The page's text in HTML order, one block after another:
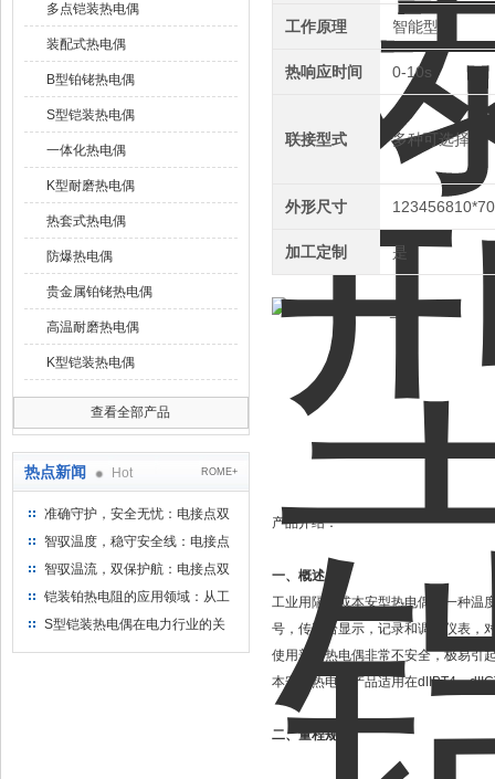
多点铠装热电偶
装配式热电偶
B型铂铑热电偶
S型铠装热电偶
一体化热电偶
K型耐磨热电偶
热套式热电偶
防爆热电偶
贵金属铂铑热电偶
高温耐磨热电偶
K型铠装热电偶
查看全部产品
热点新闻 Hot ROME+
准确守护，安全无忧：电接点双
金属温度计——测温新选择
智驭温度，稳守安全线：电接点
双金属温度计的创新守护
智驭温流，双保护航：电接点双
金属温度计在工业领域的革新应
铠装铂热电阻的应用领域：从工
业到科研，无所不在的温度测量
S型铠装热电偶在电力行业的关
工作原理 智能型
热响应时间 0-10s
联接型式 多种可选择
外形尺寸
加工定制 是
产品介绍：
一、概述
工业用隔爆或本安型热电偶
是一种温
号，传递给显示，记录和调节仪表，
使用普通热电偶非常不安全，极易引
本安型热电偶产品适用在dIIBT4～
二、量程规格